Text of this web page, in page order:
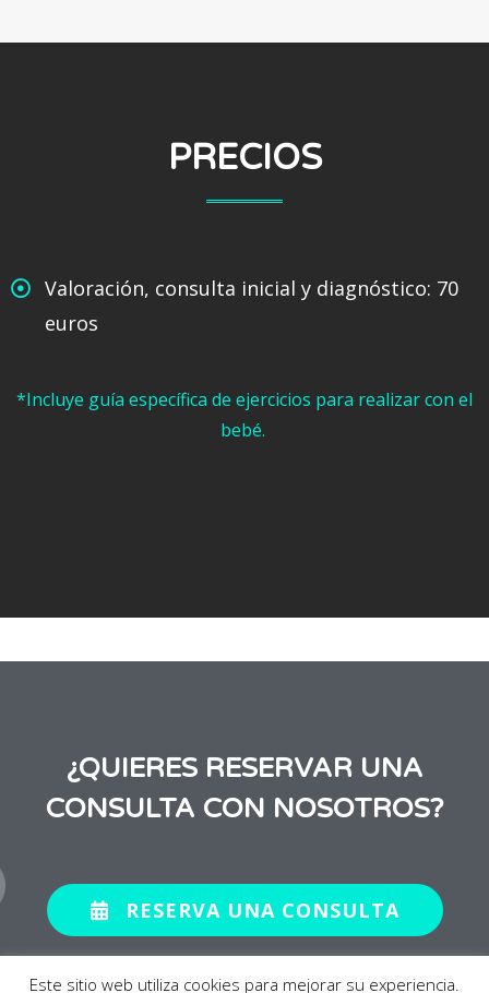
PRECIOS
Valoración, consulta inicial y diagnóstico: 70
euros
*Incluye guía específica de ejercicios para realizar con el
bebé.
¿QUIERES RESERVAR UNA
CONSULTA CON NOSOTROS?
RESERVA UNA CONSULTA
Este sitio web utiliza cookies para mejorar su experiencia.